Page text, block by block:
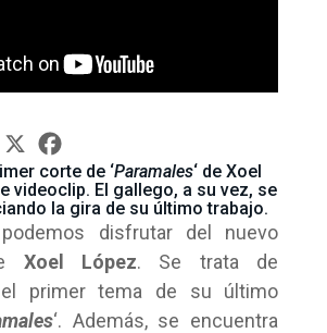
corte de ‘Paramales‘ de Xoel
videoclip. El gallego, a su vez, se
la gira de su último trabajo.
disfrutar del nuevo
Xoel López. Se trata de
el primer tema de su último
‘. Además, se encuentra